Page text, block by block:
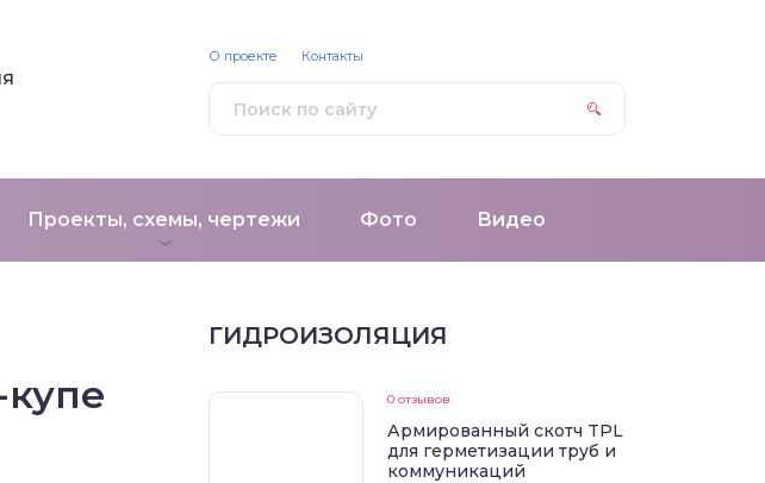
Проекты, схемы, чертежи Фото Видео
О проекте Контакты
ГИДРОИЗОЛЯЦИЯ
0 отзывов
Армированный скотч TPL
для герметизации труб и
коммуникаций